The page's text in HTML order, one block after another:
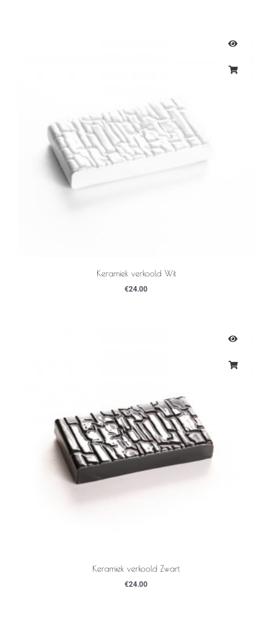
Keramiek verkoold Wit
€24.00
Keramiek verkoold Zwart
€24.00